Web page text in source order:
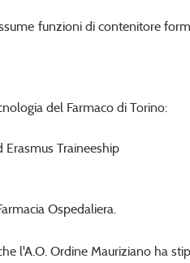
funzioni di contenitore
del Farmaco di Torino:
Erasmus Traineeship
Ospedaliera.
l'A.O. Ordine Mauriziano ha